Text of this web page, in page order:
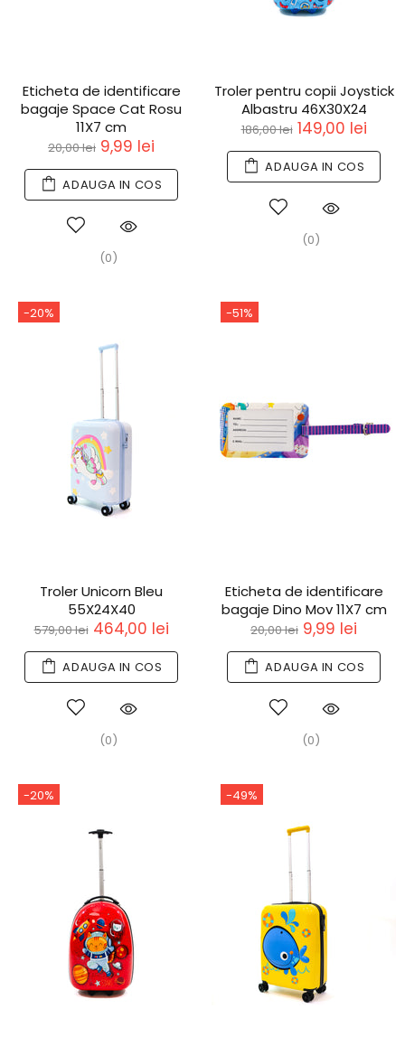
Eticheta de identificare
bagaje Space Cat Rosu
11X7 cm
20,00 lei 9,99 lei
ADAUGA IN COS
(0)
Troler pentru copii Joystick
Albastru 46X30X24
186,00 lei 149,00 lei
ADAUGA IN COS
(0)
-20%
Troler Unicorn Bleu
55X24X40
579,00 lei 464,00 lei
ADAUGA IN COS
(0)
-51%
Eticheta de identificare
bagaje Dino Mov 11X7 cm
20,00 lei 9,99 lei
ADAUGA IN COS
(0)
-20% -49%